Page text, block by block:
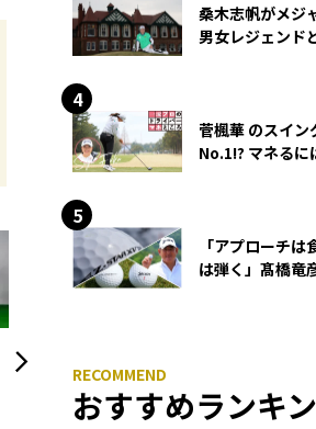
桑木志帆がメジ
男女レジェンド
菅楓華 のスイン
No.1!? マ
「アプローチ
は弾く」髙橋竜
おすすめランキ